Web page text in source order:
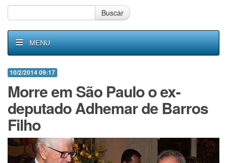
Buscar
MENU
10/2/2014 09:17
Morre em São Paulo o ex-
deputado Adhemar de Barros
Filho